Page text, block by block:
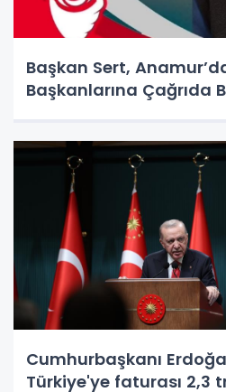
Başkan Sert,
Başkanlarına Çağrıda
Cumhurbaşkanı
Türkiye'ye faturası 2,3